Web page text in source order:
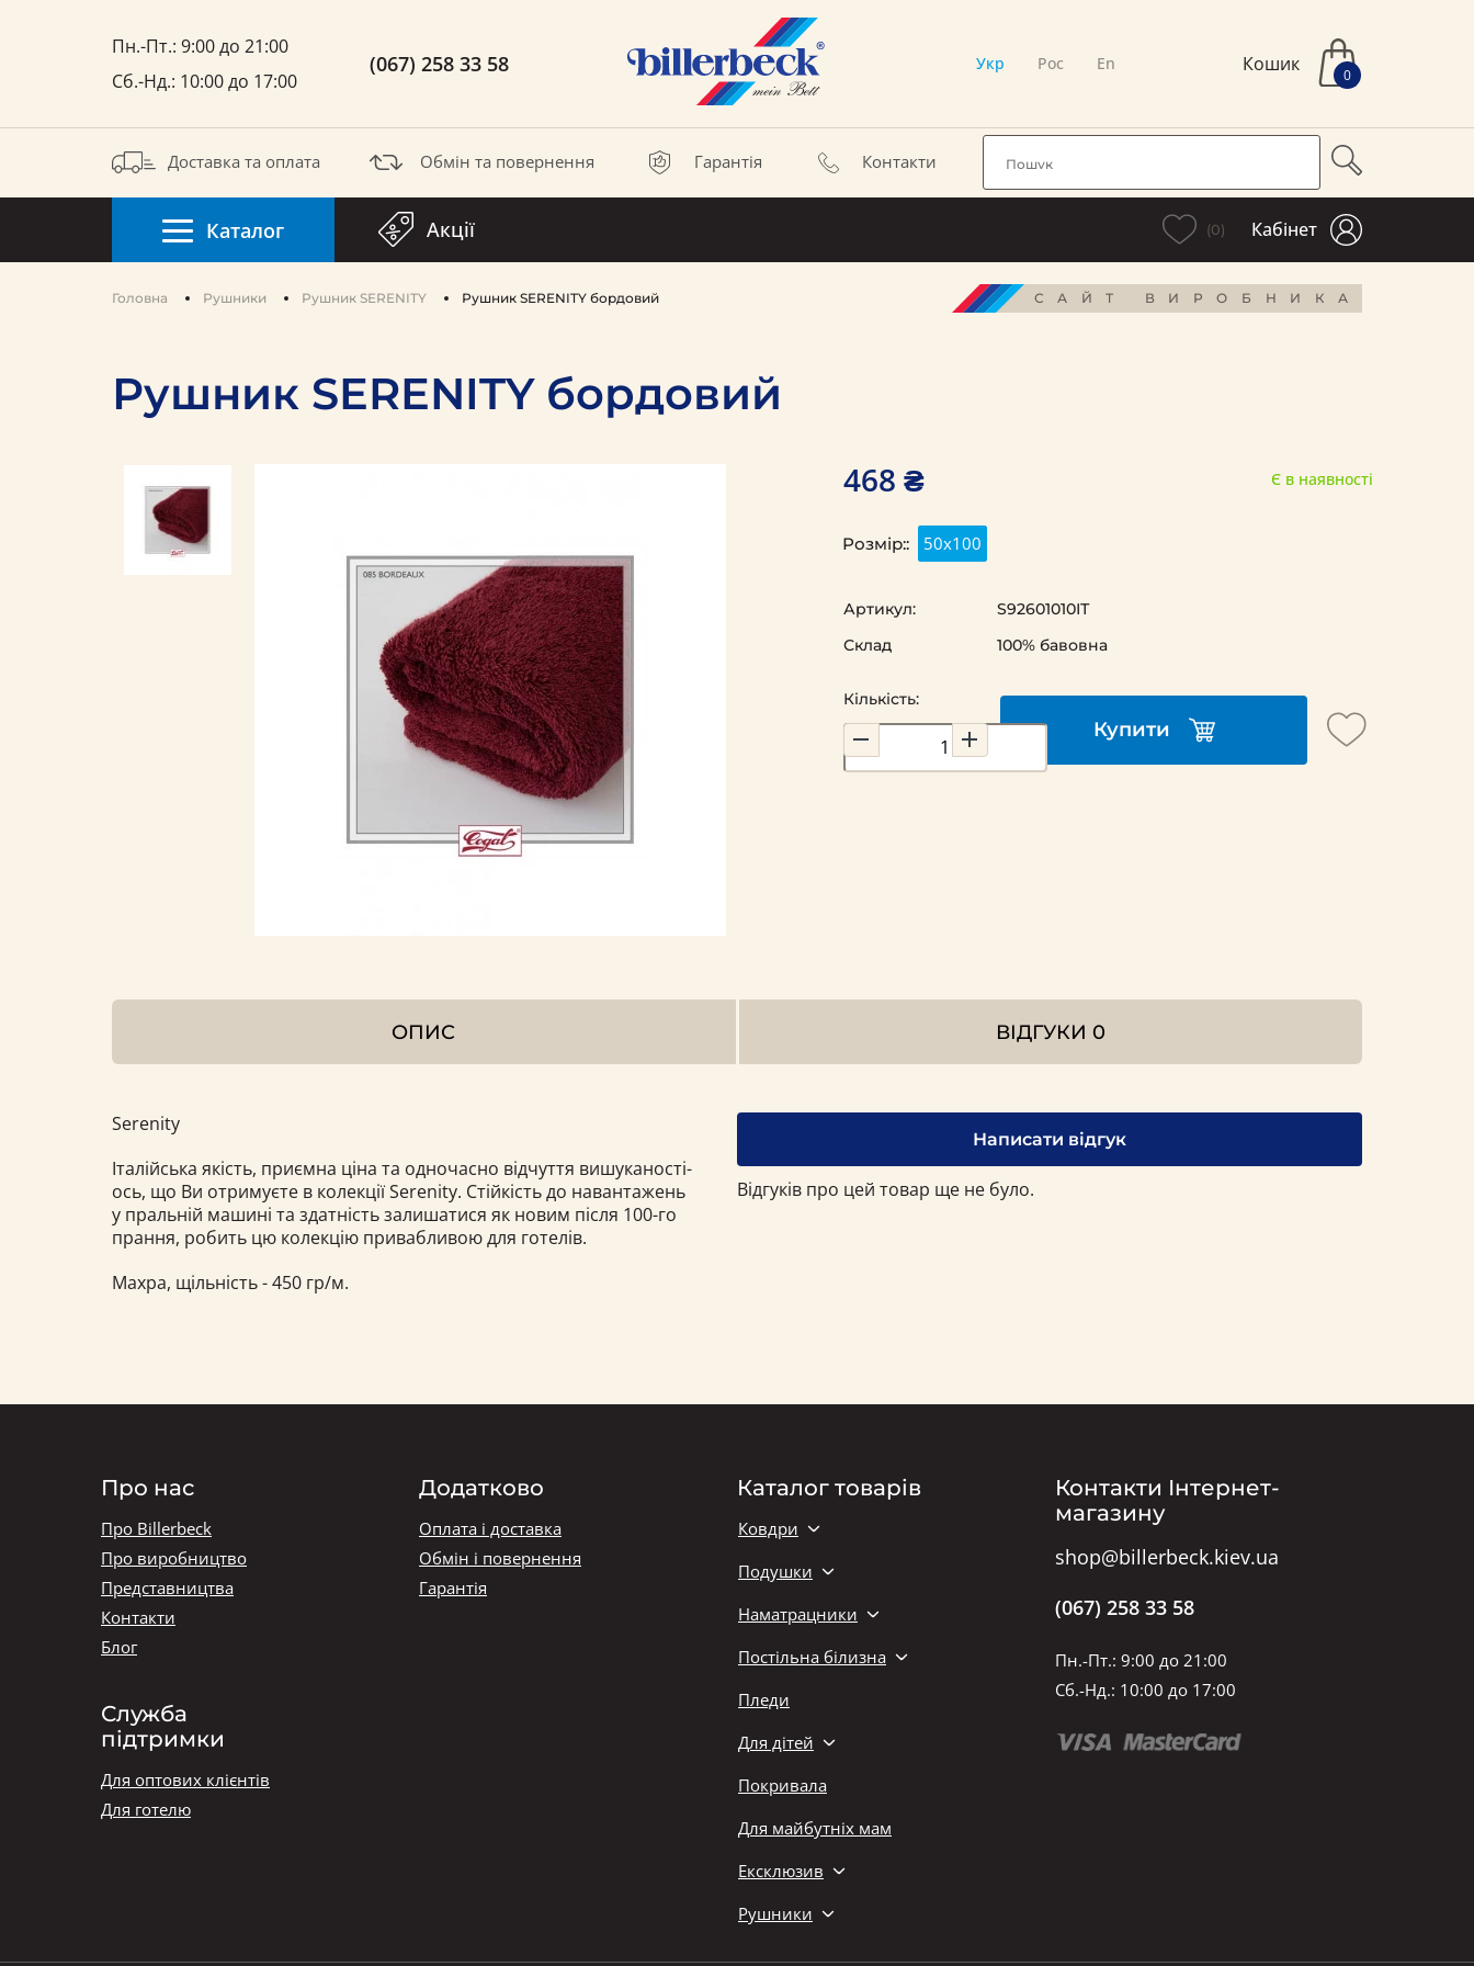
Пн.-Пт.: 9:00 до 21:00
Сб.-Нд.: 10:00 до 17:00
(067) 258 33 58 Укр Рос En Кошик 0
Доставка та оплата Обмін та повернення Гарантія Контакти
Каталог Акції (0) Кабінет
Головна Рушники Pушник SERENITY Рушник SERENITY бордовий САЙТ ВИРОБНИКА
Рушник SERENITY бордовий
468 ₴ Є в наявності
Розмір:: 50х100
Кількість:
Купити
Артикул:
S92601010ІТ
Склад
100% бавовна
ОПИС ВІДГУКИ 0
Serenity
Італійська якість, приємна ціна та одночасно відчуття вишуканості-
ось, що Ви отримуєте в колекції Serenity. Стійкість до навантажень
у пральній машині та здатність залишатися як новим після 100-го
прання, робить цю колекцію привабливою для готелів.
Махра, щільність - 450 гр/м.
Написати відгук
Відгуків про цей товар ще не було.
Каталог товарів
Ковдри
Подушки
Наматрацники
Постільна білизна
Пледи
Для дітей
Покривала
Для майбутніх мам
Ексклюзив
Рушники
Про нас
Про Billerbeck
Про виробництво
Представництва
Контакти
Блог
Служба
підтримки
Для оптових клієнтів
Для готелю
Додатково
Оплата і доставка
Обмін і повернення
Гарантія
Контакти Інтернет-
магазину
shop@billerbeck.kiev.ua
(067) 258 33 58
Пн.-Пт.: 9:00 до 21:00
Сб.-Нд.: 10:00 до 17:00